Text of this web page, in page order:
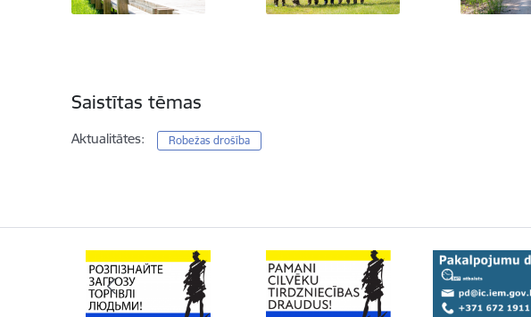
Saistītas tēmas
Aktualitātes: Robežas drošība